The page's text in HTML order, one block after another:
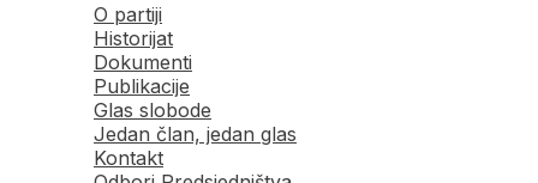
O partiji
Historijat
Dokumenti
Publikacije
Glas slobode
Jedan član, jedan glas
Kontakt